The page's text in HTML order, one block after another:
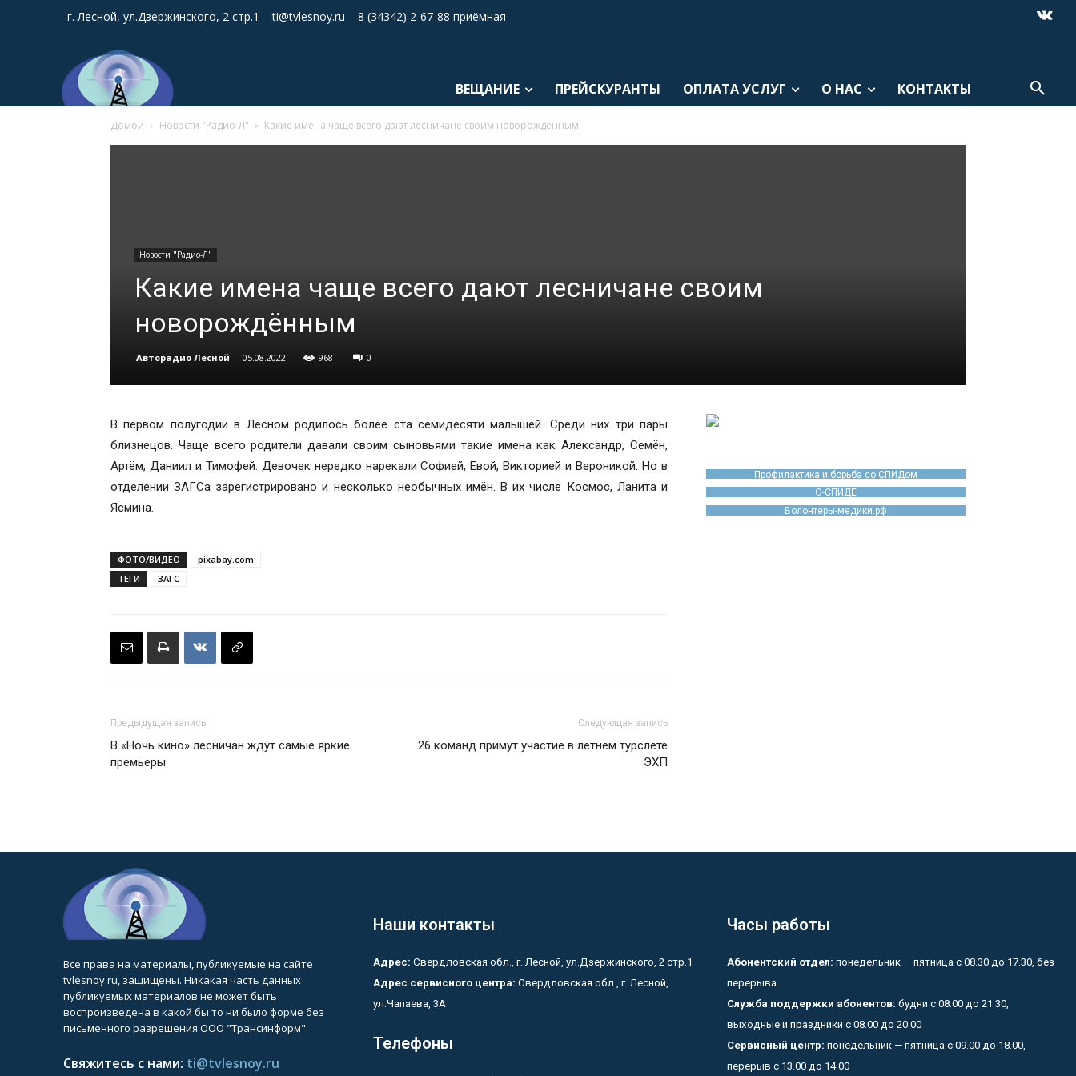
г. Лесной, ул.Дзержинского, 2 стр.1 ti@tvlesnoy.ru 8 (34342) 2-67-88 приёмная
ВЕЩАНИЕ ПРЕЙСКУРАНТЫ ОПЛАТА УСЛУГ О НАС КОНТАКТЫ
Домой Новости "Радио-Л" Какие имена чаще всего дают лесничане своим новорождённым
Новости "Радио-Л"
Какие имена чаще всего дают лесничане своим
новорождённым
Авторадио Лесной - 05.08.2022 968 0
В первом полугодии в Лесном родилось более ста семидесяти малышей. Среди них три пары
близнецов. Чаще всего родители давали своим сыновьями такие имена как Александр, Семён,
Артём, Даниил и Тимофей. Девочек нередко нарекали Софией, Евой, Викторией и Вероникой. Но в
отделении ЗАГСа зарегистрировано и несколько необычных имён. В их числе Космос, Ланита и
Ясмина.
ФОТО/ВИДЕО
pixabay.com
ТЕГИ
ЗАГС
Предыдущая запись
В «Ночь кино» лесничан ждут самые яркие
премьеры
Следующая запись
26 команд примут участие в летнем турслёте
ЭХП
Профилактика и борьба со СПИДом
О-СПИДЕ
Волонтеры-медики.рф
Все права на материалы, публикуемые на сайте
tvlesnoy.ru, защищены. Никакая часть данных
публикуемых материалов не может быть
воспроизведена в какой бы то ни было форме без
письменного разрешения ООО "Трансинформ".
Свяжитесь с нами: ti@tvlesnoy.ru
Наши контакты
Адрес: Свердловская обл., г. Лесной, ул.Дзержинского, 2 стр.1
Адрес сервисного центра: Свердловская обл., г. Лесной,
ул.Чапаева, 3А
Телефоны
Часы работы
Абонентский отдел: понедельник — пятница с 08.30 до 17.30, без
перерыва
Служба поддержки абонентов: будни с 08.00 до 21.30,
выходные и праздники с 08.00 до 20.00
Сервисный центр: понедельник — пятница с 09.00 до 18.00,
перерыв с 13.00 до 14.00